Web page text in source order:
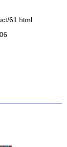
61.html